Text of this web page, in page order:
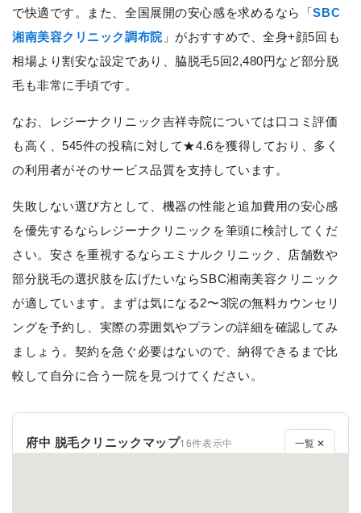
で快適です。また、全国展開の安心感を求めるなら「SBC
湘南美容クリニック調布院」がおすすめで、全身+顔5回も
相場より割安な設定であり、脇脱毛5回2,480円など部分脱
毛も非常に手頃です。
なお、レジーナクリニック吉祥寺院については口コミ評価
も高く、545件の投稿に対して★4.6を獲得しており、多く
の利用者がそのサービス品質を支持しています。
失敗しない選び方として、機器の性能と追加費用の安心感
を優先するならレジーナクリニックを筆頭に検討してくだ
さい。安さを重視するならエミナルクリニック、店舗数や
部分脱毛の選択肢を広げたいならSBC湘南美容クリニック
が適しています。まずは気になる2〜3院の無料カウンセリ
ングを予約し、実際の雰囲気やプランの詳細を確認してみ
ましょう。契約を急ぐ必要はないので、納得できるまで比
較して自分に合う一院を見つけてください。
府中 脱毛クリニックマップ16件表示中 一覧 ✕